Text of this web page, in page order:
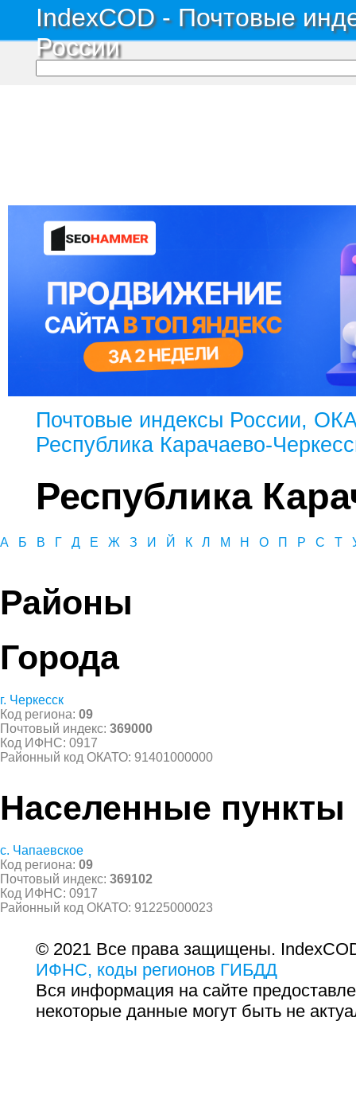
IndexCOD - Почтовые
России
Почтовые индексы России,
Республика Карачаево-
Республика
А Б В Г Д Е Ж З И Й К Л М Н О П Р С Т
Районы
Города
г. Черкесск
Код региона: 09
Почтовый индекс: 369000
Код ИФНС: 0917
Районный код ОКАТО: 91401000000
Населенные пункты
с. Чапаевское
Код региона: 09
Почтовый индекс: 369102
Код ИФНС: 0917
Районный код ОКАТО: 91225000023
© 2021 Все права защищены.
ИФНС, коды регионов ГИБДД
Вся информация на сайте
некоторые данные могут быть не